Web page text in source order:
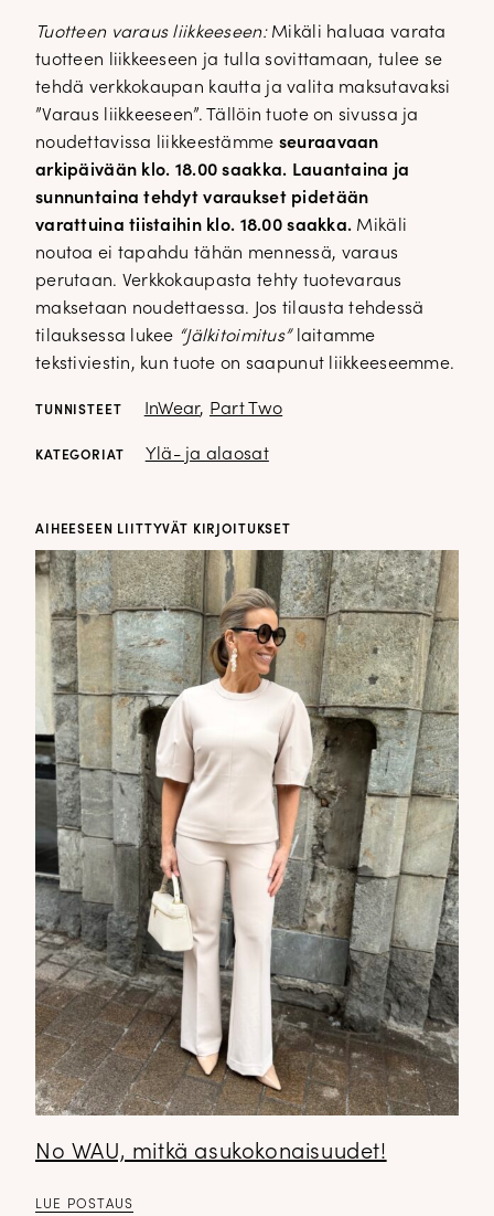
Tuotteen varaus liikkeeseen:Mikäli haluaa varata
tuotteen liikkeeseen ja tulla sovittamaan, tulee se
tehdä verkkokaupan kautta ja valita maksutavaksi
”Varaus liikkeeseen”. Tällöin tuote on sivussa ja
noudettavissa liikkeestämme seuraavaan
arkipäivään klo. 18.00 saakka. Lauantaina ja
sunnuntaina tehdyt varaukset pidetään
varattuina tiistaihin klo. 18.00 saakka. Mikäli
noutoa ei tapahdu tähän mennessä, varaus
perutaan. Verkkokaupasta tehty tuotevaraus
maksetaan noudettaessa. Jos tilausta tehdessä
tilauksessa lukee “Jälkitoimitus” laitamme
tekstiviestin, kun tuote on saapunut liikkeeseemme.
TUNNISTEET InWear, Part Two
KATEGORIAT Ylä- ja alaosat
AIHEESEEN LIITTYVÄT KIRJOITUKSET
No WAU, mitkä asukokonaisuudet!
LUE POSTAUS